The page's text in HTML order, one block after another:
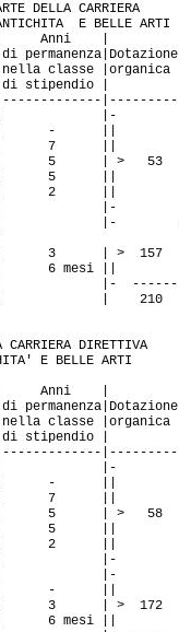
CARRIERA
E BELLE ARTI
|
|organica
|
|---------
530 | - ||
||
> 53
||
||
| > 157
||
DIRETTIVA
E BELLE ARTI
|
|organica
|
|---------
530 | - ||
||
> 58
||
||
| - ||
| > 172
||